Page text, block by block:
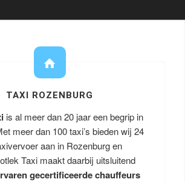
TAXI ROZENBURG
is al meer dan 20 jaar een begrip in
meer dan 100 taxi’s bieden wij 24
aan in Rozenburg en
Taxi maakt daarbij uitsluitend
gecertificeerde chauffeurs